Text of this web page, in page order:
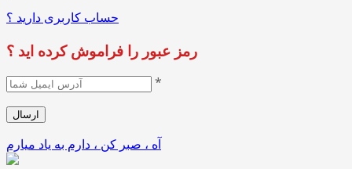
حساب کاربری دارید ؟
رمز عبور را فراموش کرده اید ؟
*
آه ، صبر کن ، دارم به یاد میارم